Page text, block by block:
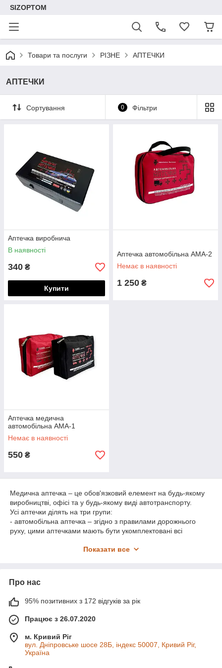
SIZOPTOM
Товари та послуги РІЗНЕ АПТЕЧКИ
АПТЕЧКИ
Сортування 0 Фільтри
Аптечка виробнича
В наявності
340 ₴
Купити
Аптечка автомобільна АМА-2
Немає в наявності
1 250 ₴
Аптечка медична
автомобільна АМА-1
Немає в наявності
550 ₴
Медична аптечка – це обов'язковий елемент на будь-якому
виробництві, офісі та у будь-якому виді автотранспорту.
Усі аптечки ділять на три групи:
- автомобільна аптечка – згідно з правилами дорожнього
руху, цими аптечками мають бути укомплектовані всі
- виробнича аптечка – цими аптечками комплектуються
- аптечка першої допомоги – найпоширеніший вид аптечок,
домашніх умовах.
Чим укомплектована аптечка? Залежно від призначення
аптечки можуть мати різну комплектацію. Клієнти можуть
купити аптечку, виготовлену на індивідуальне замовлення.
Також на комплектацію аптечок впливає, за яким
нормативним документом вони виготовлені. Аптечки можуть
Показати все
Про нас
95% позитивних з 172 відгуків за рік
Працює з 26.07.2020
м. Кривий Ріг
вул. Дніпровське шосе 28Б, індекс 50007, Кривий Ріг,
Україна